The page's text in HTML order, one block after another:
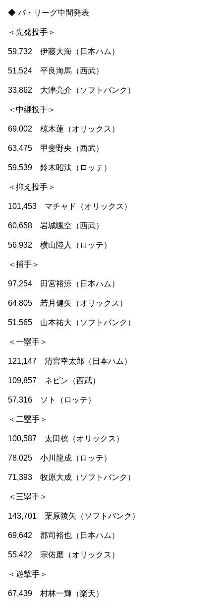
◆ パ・リーグ中間発表
＜先発投手＞
59,732 伊藤大海（日本ハム）
51,524 平良海馬（西武）
33,862 大津亮介（ソフトバンク）
＜中継投手＞
69,002 椋木蓮（オリックス）
63,475 甲斐野央（西武）
59,539 鈴木昭汰（ロッテ）
＜抑え投手＞
101,453 マチャド（オリックス）
60,658 岩城颯空（西武）
56,932 横山陸人（ロッテ）
＜捕手＞
97,254 田宮裕涼（日本ハム）
64,805 若月健矢（オリックス）
51,565 山本祐大（ソフトバンク）
＜一塁手＞
121,147 清宮幸太郎（日本ハム）
109,857 ネビン（西武）
57,316 ソト（ロッテ）
＜二塁手＞
100,587 太田椋（オリックス）
78,025 小川龍成（ロッテ）
71,393 牧原大成（ソフトバンク）
＜三塁手＞
143,701 栗原陵矢（ソフトバンク）
69,642 郡司裕也（日本ハム）
55,422 宗佑磨（オリックス）
＜遊撃手＞
67,439 村林一輝（楽天）